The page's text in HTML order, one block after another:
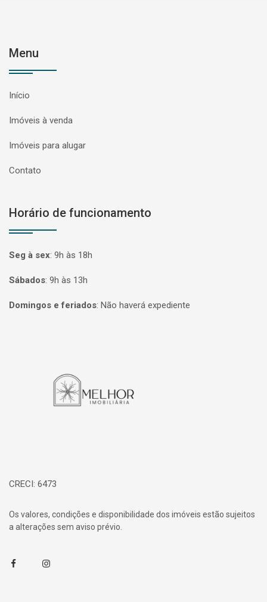
Menu
Início
Imóveis à venda
Imóveis para alugar
Contato
Horário de funcionamento
Seg à sex: 9h às 18h
Sábados: 9h às 13h
Domingos e feriados: Não haverá expediente
CRECI: 6473
Os valores, condições e disponibilidade dos imóveis estão sujeitos
a alterações sem aviso prévio.
FacebookInstagram